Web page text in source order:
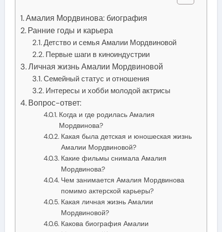
Амалия Мордвинова: биография
Ранние годы и карьера
Детство и семья Амалии Мордвиновой
Первые шаги в киноиндустрии
Личная жизнь Амалии Мордвиновой
Семейный статус и отношения
Интересы и хобби молодой актрисы
Вопрос-ответ:
Когда и где родилась Амалия
Мордвинова?
Какая была детская и юношеская жизнь
Амалии Мордвиновой?
Какие фильмы снимала Амалия
Мордвинова?
Чем занимается Амалия Мордвинова
помимо актерской карьеры?
Какая личная жизнь Амалии
Мордвиновой?
Какова биография Амалии